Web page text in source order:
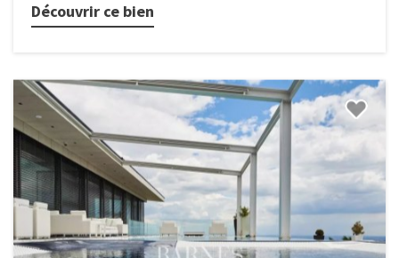
Découvrir ce bien